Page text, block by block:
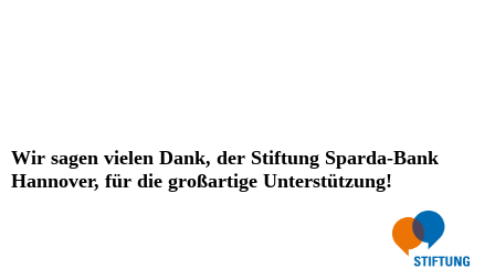
Wir sagen vielen Dank, der Stiftung Sparda-Bank
Hannover, für die großartige Unterstützung!